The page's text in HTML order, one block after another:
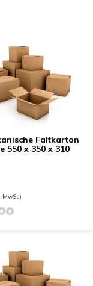
Faltkarton
550 x 350 x 310
MwSt.)